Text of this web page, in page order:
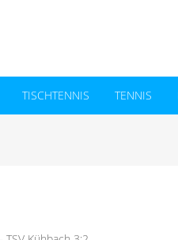
TISCHTENNIS TENNIS